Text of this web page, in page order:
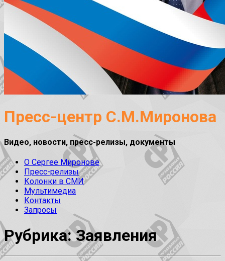
Пресс-центр С.М.Миронова
Видео, новости, пресс-релизы, документы
О Сергее Миронове
Пресс-релизы
Колонки в СМИ
Мультимедиа
Контакты
Запросы
Рубрика: Заявления